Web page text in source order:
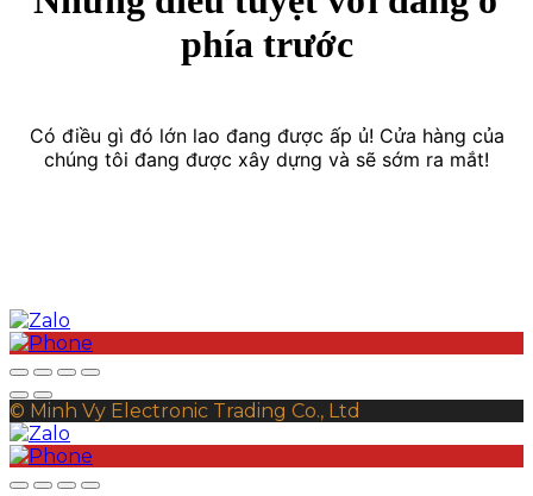
phía trước
Có điều gì đó lớn lao đang được ấp ủ! Cửa hàng của
chúng tôi đang được xây dựng và sẽ sớm ra mắt!
© Minh Vy Electronic Trading Co., Ltd